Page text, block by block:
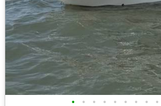
• • • • • • • • •